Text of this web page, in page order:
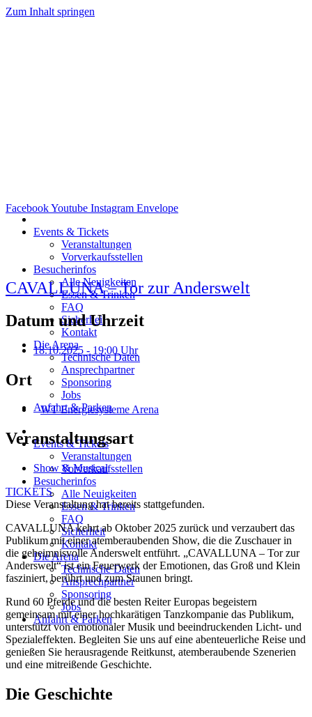
Zum Inhalt springen
Events & Tickets
Veranstaltungen
Vorverkaufsstellen
Besucherinfos
Alle Neuigkeiten
Essen & Trinken
FAQ
Sicherheit
Kontakt
Die Arena
Technische Daten
Ansprechpartner
Sponsoring
Jobs
Anfahrt & Parken
Events & Tickets
Veranstaltungen
Vorverkaufsstellen
Besucherinfos
Alle Neuigkeiten
Essen & Trinken
FAQ
Sicherheit
Kontakt
Die Arena
Technische Daten
Ansprechpartner
Sponsoring
Jobs
Anfahrt & Parken
FacebookYoutube Instagram Envelope
CAVALLUNA – Tor zur Anderswelt
Datum und Uhrzeit
18.10.2025 - 19:00 Uhr
Ort
WT Energiesysteme Arena
Veranstaltungsart
Show & Musical
TICKETS
Diese Veranstaltung hat bereits stattgefunden.
CAVALLUNA kehrt ab Oktober 2025 zurück und verzaubert das
Publikum mit einer atemberaubenden Show, die die Zuschauer in
die geheimnisvolle Anderswelt entführt. „CAVALLUNA – Tor zur
Anderswelt“ ist ein Feuerwerk der Emotionen, das Groß und Klein
fasziniert, berührt und zum Staunen bringt.
Rund 60 Pferde und die besten Reiter Europas begeistern
gemeinsam mit einer hochkarätigen Tanzkompanie das Publikum,
unterstützt von emotionaler Musik und beeindruckenden Licht- und
Spezialeffekten. Begleiten Sie uns auf eine abenteuerliche Reise und
genießen Sie herausragende Reitkunst, atemberaubende Szenerien
und eine mitreißende Geschichte.
Die Geschichte